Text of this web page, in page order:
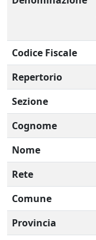
Codice Fiscale
Repertorio
Sezione
Cognome
Nome
Rete
Comune
Provincia